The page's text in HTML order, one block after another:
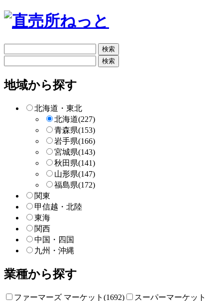
リ
ー
検
索
ー
検
地域から探す
北海道・東北
北海道(227)
青森県(153)
岩手県(166)
宮城県(143)
秋田県(141)
山形県(147)
福島県(172)
関東
甲信越・北陸
東海
関西
中国・四国
九州・沖縄
業種から探す
ファーマーズ マーケット(1692)
スーパーマーケット